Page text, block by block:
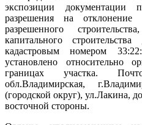
экспозиции документации
разрешения на отклонение
разрешенного
капитального
кадастровым номером
установлено относительно
границах участка.
обл.Владимирская,
(городской округ), ул.Лакина,
восточной стороны.